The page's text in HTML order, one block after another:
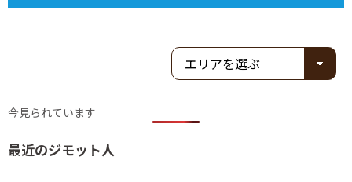
今見られています
最近のジモット人